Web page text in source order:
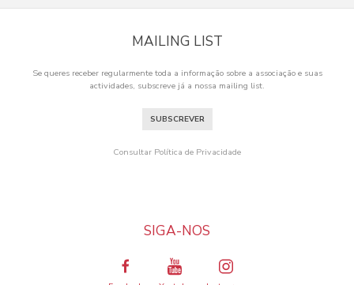
MAILING LIST
Se queres receber regularmente toda a informação sobre a associação e suas
actividades, subscreve já a nossa mailing list.
SUBSCREVER
Consultar Política de Privacidade
SIGA-NOS